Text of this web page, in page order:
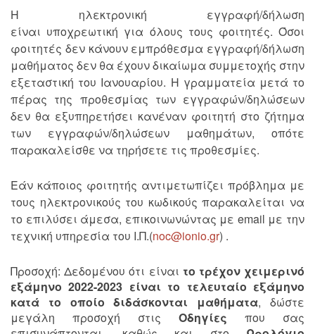
Η ηλεκτρονική εγγραφή/δήλωση
είναι υποχρεωτική για όλους τους φοιτητές. Όσοι
φοιτητές δεν κάνουν εμπρόθεσμα εγγραφή/δήλωση
μαθήματος δεν θα έχουν δικαίωμα συμμετοχής στην
εξεταστική του Ιανουαρίου. Η γραμματεία μετά το
πέρας της προθεσμίας των εγγραφών/δηλώσεων
δεν θα εξυπηρετήσει κανέναν φοιτητή στο ζήτημα
των εγγραφών/δηλώσεων μαθημάτων, οπότε
παρακαλείσθε να τηρήσετε τις προθεσμίες.
Εάν κάποιος φοιτητής αντιμετωπίζει πρόβλημα με
τους ηλεκτρονικούς του κωδικούς παρακαλείται να
το επιλύσει άμεσα, επικοινωνώντας με email με την
τεχνική υπηρεσία του Ι.Π.(noc@ionio.gr) .
Προσοχή: Δεδομένου ότι είναι το τρέχον χειμερινό
εξάμηνο 2022-2023 είναι το τελευταίο εξάμηνο
κατά το οποίο διδάσκονται μαθήματα, δώστε
μεγάλη προσοχή στις Οδηγίες που σας